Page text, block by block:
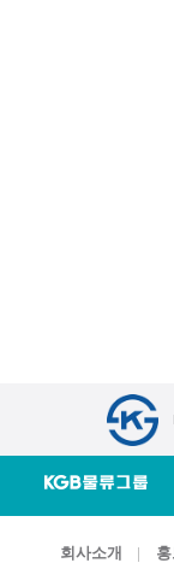
회사소개